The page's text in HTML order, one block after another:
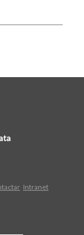
Intranet